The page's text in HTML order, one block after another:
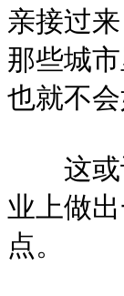
亲接过
那些城
也就不会
这或许
业上做
点。